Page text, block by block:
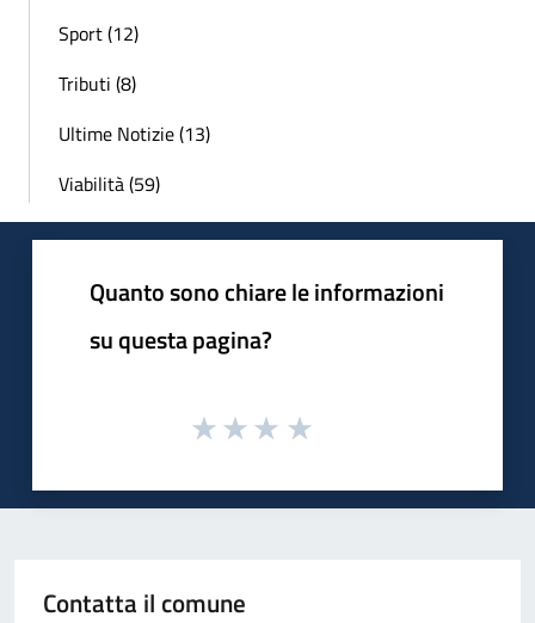
Sport (12)
Tributi (8)
Ultime Notizie (13)
Viabilità (59)
Quanto sono chiare le informazioni
su questa pagina?
Contatta il comune